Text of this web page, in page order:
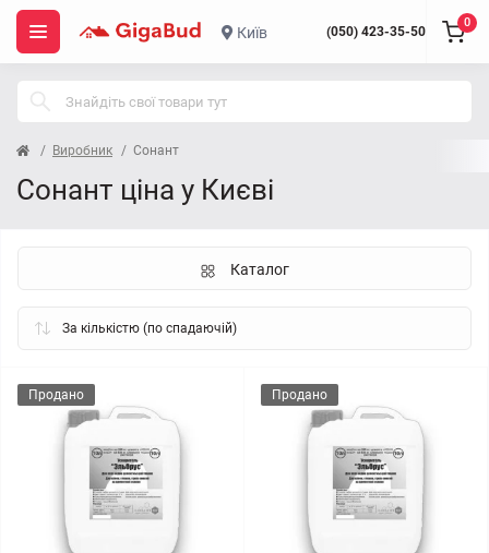
Київ (050) 423-35-50
0
Виробник Сонант
Сонант ціна у Києві
Каталог
Продано Продано